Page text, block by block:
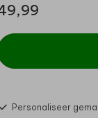
Personaliseer